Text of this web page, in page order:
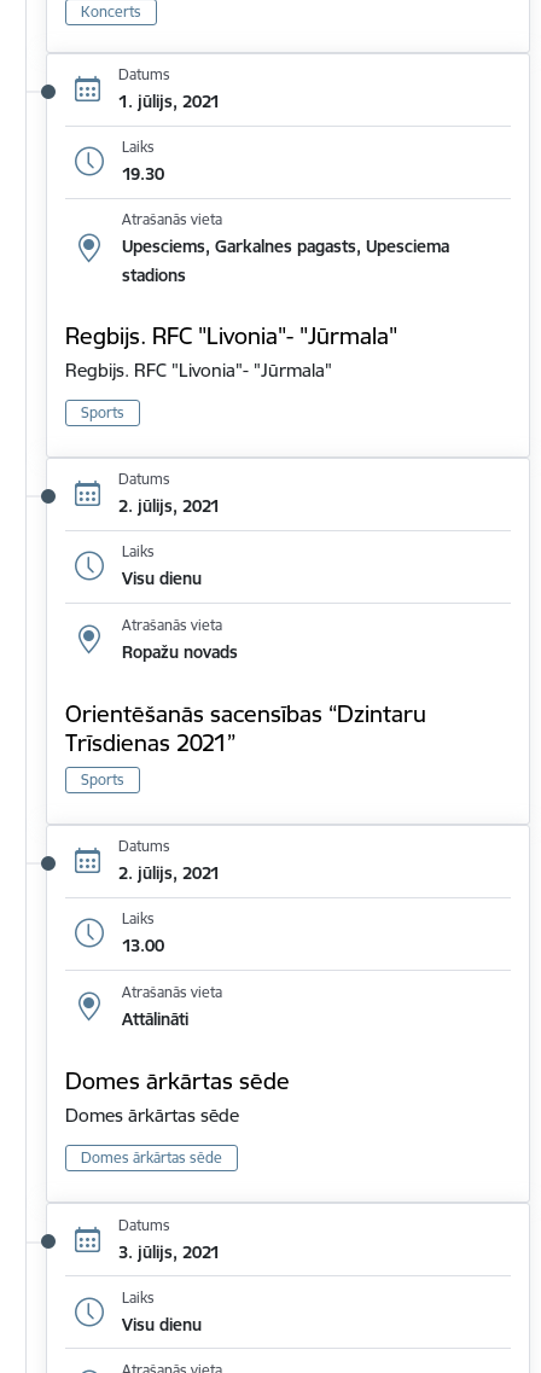
Koncerts
Datums
1. jūlijs, 2021
Laiks
19.30
Atrašanās vieta
Upesciems, Garkalnes pagasts, Upesciema
stadions
Regbijs. RFC "Livonia"- "Jūrmala"
Regbijs. RFC "Livonia"- "Jūrmala"
Sports
Datums
2. jūlijs, 2021
Laiks
Visu dienu
Atrašanās vieta
Ropažu novads
Orientēšanās sacensības “Dzintaru
Trīsdienas 2021”
Sports
Datums
2. jūlijs, 2021
Laiks
13.00
Atrašanās vieta
Attālināti
Domes ārkārtas sēde
Domes ārkārtas sēde
Domes ārkārtas sēde
Datums
3. jūlijs, 2021
Laiks
Visu dienu